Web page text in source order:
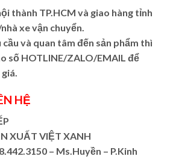
thành TP.HCM và giao hàng tỉnh
xe vận chuyển.
cầu và quan tâm đến sản phẩm thì
số HOTLINE/ZALO/EMAIL để
HỆ
XUẤT VIỆT XANH
– Ms.Huyền – P.Kinh